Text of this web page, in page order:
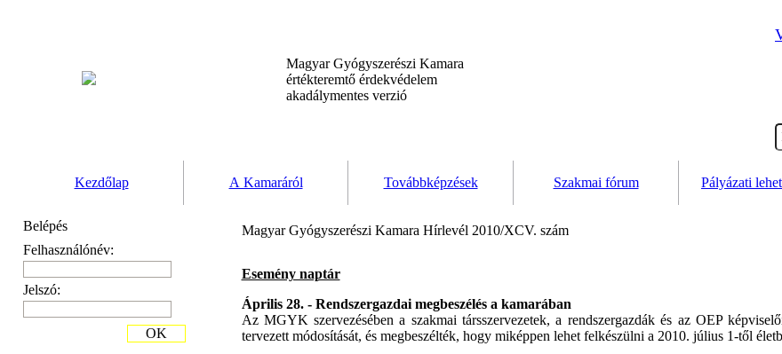
Magyar Gyógyszerészi Kamara
értékteremtő érdekvédelem
akadálymentes verzió
Kezdőlap A Kamaráról Továbbképzések Szakmai fórum Pályázati
Belépés
Felhasználónév:
Jelszó:
OK
Magyar Gyógyszerészi Kamara Hírlevél 2010/XCV. szám
Esemény naptár
Április 28. - Rendszergazdai megbeszélés a kamarában
Az MGYK szervezésében a szakmai társszervezetek, a rendszergazdák és az OEP
tervezett módosítását, és megbeszélték, hogy miképpen lehet felkészülni a 2010. július 1-től